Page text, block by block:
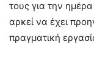
τους για την
αρκεί να έχει
πραγματική